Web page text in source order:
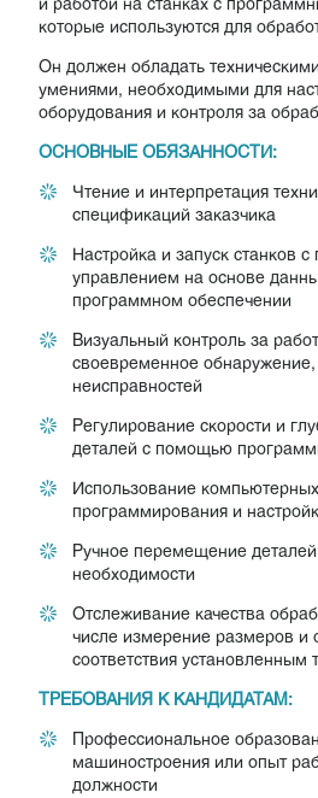
которые используются для
Он должен обладать
умениями, необходимыми для
оборудования и контроля за
ОСНОВНЫЕ ОБЯЗАННОСТИ:
Чтение и интерпретация
спецификаций заказчика
Настройка и запуск станков
управлением на основе
программном обеспечении
Визуальный контроль за
своевременное
неисправностей
Регулирование скорости и
деталей с помощью
Использование
программирования и
Ручное перемещение деталей
необходимости
Отслеживание качества
числе измерение размеров и
соответствия установленным
ТРЕБОВАНИЯ К КАНДИДАТАМ:
Профессиональное
машиностроения или опыт
должности